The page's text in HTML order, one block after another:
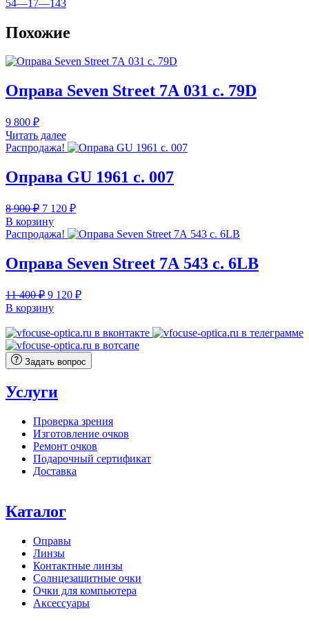
54—17—143
Похожие
Оправа Seven Street 7А 031 c. 79D
9 800 ₽
Читать далее
Распродажа!
Оправа GU 1961 с. 007
8 900₽ Первоначальная
цена
составляла
8
900 ₽.
7 120 ₽Текущая
7
В корзину
Распродажа!
Оправа Seven Street 7А 543 с. 6LB
11 400₽ Первоначальная
цена
составляла
11
400 ₽.
9 120 ₽Текущая
120 ₽.
В корзину
Задать вопрос
Услуги
Проверка зрения
Изготовление очков
Ремонт очков
Подарочный сертификат
Доставка
Каталог
Оправы
Линзы
Контактные линзы
Солнцезащитные очки
Очки для компьютера
Аксессуары